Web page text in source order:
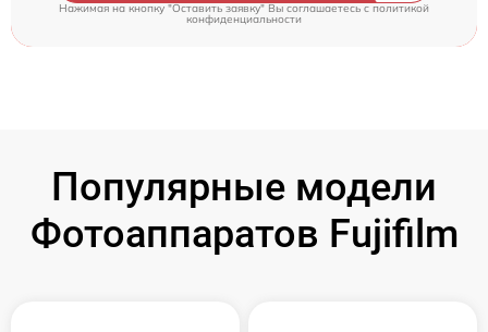
Нажимая на кнопку "Оставить заявку" Вы соглашаетесь c политикой
конфиденциальности
Популярные модели
Фотоаппаратов Fujifilm